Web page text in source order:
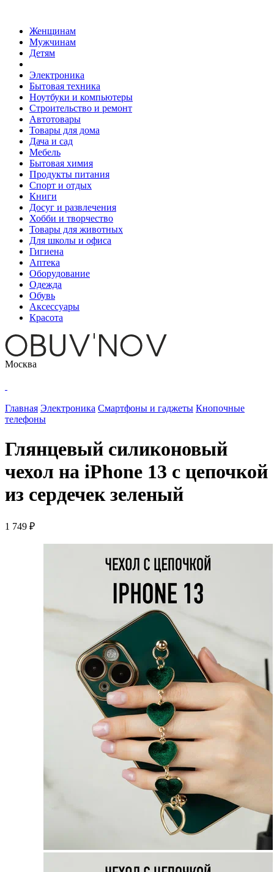
Женщинам
Мужчинам
Детям
Электроника
Бытовая техника
Ноутбуки и компьютеры
Строительство и ремонт
Автотовары
Товары для дома
Дача и сад
Мебель
Бытовая химия
Продукты питания
Спорт и отдых
Книги
Досуг и развлечения
Хобби и творчество
Товары для животных
Для школы и офиса
Гигиена
Аптека
Оборудование
Одежда
Обувь
Аксессуары
Красота
Москва
Главная Электроника Смартфоны и гаджеты Кнопочные
телефоны
Глянцевый силиконовый
чехол на iPhone 13 с цепочкой
из сердечек зеленый
1 749 ₽